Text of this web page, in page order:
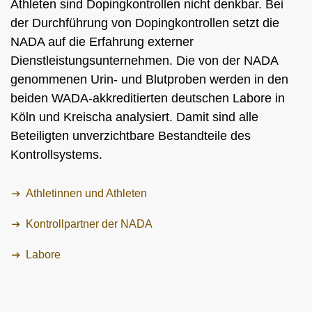
VORSTAND
MITARBEITENDE
KOMMISSIONEN
SPONSORING UND PARTNER
JAHRESBERICHTE
SPRICH'S AN
INTERNE MELDESTELLE
ÜBERSICHT
STANDARDS
NADC
ANTI-DOPING-GESETZ
SANKTIONEN
ÜBERSICHT
ERGEBNISMANAGEMENT
DISZIPLINARVERFAHREN
SPORTGERICHTSBARKEIT
INTELLIGENCE & INVESTIGATIONS
DATENSCHUTZ
JURISTISCHE VORTRÄGE
AKTUELLE MEDIZINISCHE HINWEISE
ÜBERSICHT
ASTHMAMEDIKAMENTE IM SPORT
KORTISON IM SPORT
TESTOSTERON IM SPORT
VERBOTSLISTE
ÜBERSICHT
WICHTIGE ÄNDERUNGEN DER
VERBOTSLISTE 2026
IM KRANKHEITSFALL: MEDIZINISCHE
AUSNAHMEGENEHMIGUNG (TUE)
ÜBERSICHT
REGELUNG FÜR NICHT-TESTPOOL-
ATHLETINNEN UND -ATHLETEN
UND -ATHLETEN
DIGITALE BEISPIELLISTE
NADAMED
DOPINGFALLEN
ÜBERSICHT
KONTROLLSYSTEM
ÜBERSICHT
FORSCHUNG
KONTROLLABLAUF
ÜBERSICHT
DOPINGANALYTIK
BETEILIGTE AM KONTROLLPROZESS
TRAININGSKONTROLLEN
ÜBERSICHT
TESTPOOLS
MELDEPFLICHTEN
WETTKAMPFKONTROLLEN
ADAMS
PRÄVENTION
ÜBERSICHT
GEMEINSAM GEGEN DOPING
FORTBILDUNGSANGEBOTE
E-LEARNING
SERVICE
NEWS
PRESSE
TERMINE
Athleten sind Dopingkontrollen nicht denkbar. Bei
der Durchführung von Dopingkontrollen setzt die
NADA auf die Erfahrung externer
Dienstleistungsunternehmen. Die von der NADA
genommenen Urin- und Blutproben werden in den
beiden WADA-akkreditierten deutschen Labore in
Köln und Kreischa analysiert. Damit sind alle
Beteiligten unverzichtbare Bestandteile des
Kontrollsystems.
Athletinnen und Athleten
Kontrollpartner der NADA
Labore